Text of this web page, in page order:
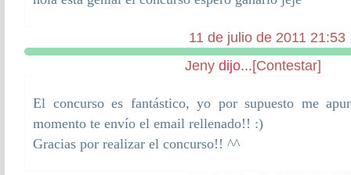
11 de julio de 2011 21:53
Jenydijo...[Contestar]
El concurso es fantástico, yo por supuesto me
momento te envío el email rellenado!! :)
Gracias por realizar el concurso!! ^^